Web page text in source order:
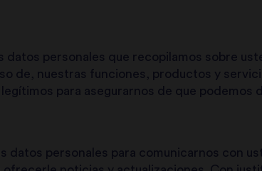
datos personales que recopilamos sobre
de, nuestras funciones, productos y
para asegurarnos de que podemos
datos personales para comunicarnos con